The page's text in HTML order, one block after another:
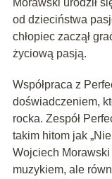
Morawski urodził
od dzieciństwa
chłopiec zaczął
życiową pasją.
Współpraca z
doświadczeniem,
rocka. Zespół
takim hitom jak
Wojciech Morawski
muzykiem, ale